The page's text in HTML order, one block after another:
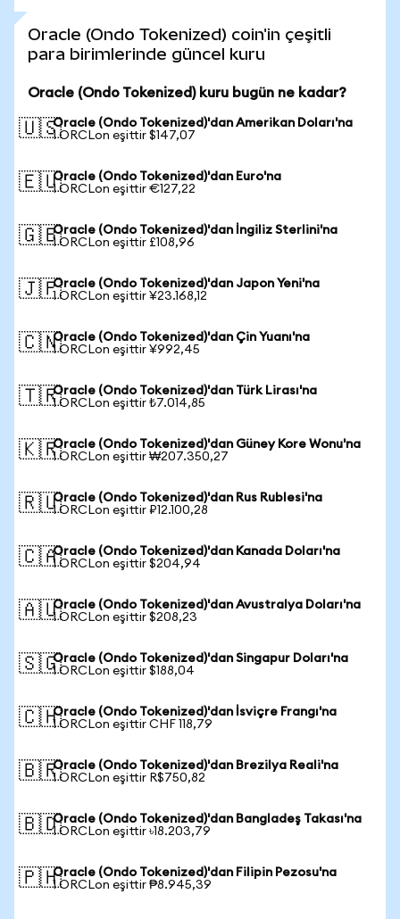
Oracle (Ondo Tokenized) coin'in çeşitli
para birimlerinde güncel kuru
Oracle (Ondo Tokenized) kuru bugün ne kadar?
🇺🇸Oracle (Ondo Tokenized)'dan Amerikan Doları'na
1 ORCLon eşittir $147,07
🇪🇺Oracle (Ondo Tokenized)'dan Euro'na
1 ORCLon eşittir €127,22
🇬🇧Oracle (Ondo Tokenized)'dan İngiliz Sterlini'na
1 ORCLon eşittir £108,96
🇯🇵Oracle (Ondo Tokenized)'dan Japon Yeni'na
1 ORCLon eşittir ¥23.168,12
🇨🇳Oracle (Ondo Tokenized)'dan Çin Yuanı'na
1 ORCLon eşittir ¥992,45
🇹🇷Oracle (Ondo Tokenized)'dan Türk Lirası'na
1 ORCLon eşittir ₺7.014,85
🇰🇷Oracle (Ondo Tokenized)'dan Güney Kore Wonu'na
1 ORCLon eşittir ₩207.350,27
🇷🇺Oracle (Ondo Tokenized)'dan Rus Rublesi'na
1 ORCLon eşittir ₽12.100,28
🇨🇦Oracle (Ondo Tokenized)'dan Kanada Doları'na
1 ORCLon eşittir $204,94
🇦🇺Oracle (Ondo Tokenized)'dan Avustralya Doları'na
1 ORCLon eşittir $208,23
🇸🇬Oracle (Ondo Tokenized)'dan Singapur Doları'na
1 ORCLon eşittir $188,04
🇨🇭Oracle (Ondo Tokenized)'dan İsviçre Frangı'na
1 ORCLon eşittir CHF 118,79
🇧🇷Oracle (Ondo Tokenized)'dan Brezilya Reali'na
1 ORCLon eşittir R$750,82
🇧🇩Oracle (Ondo Tokenized)'dan Bangladeş Takası'na
1 ORCLon eşittir ৳18.203,79
🇵🇭Oracle (Ondo Tokenized)'dan Filipin Pezosu'na
1 ORCLon eşittir ₱8.945,39